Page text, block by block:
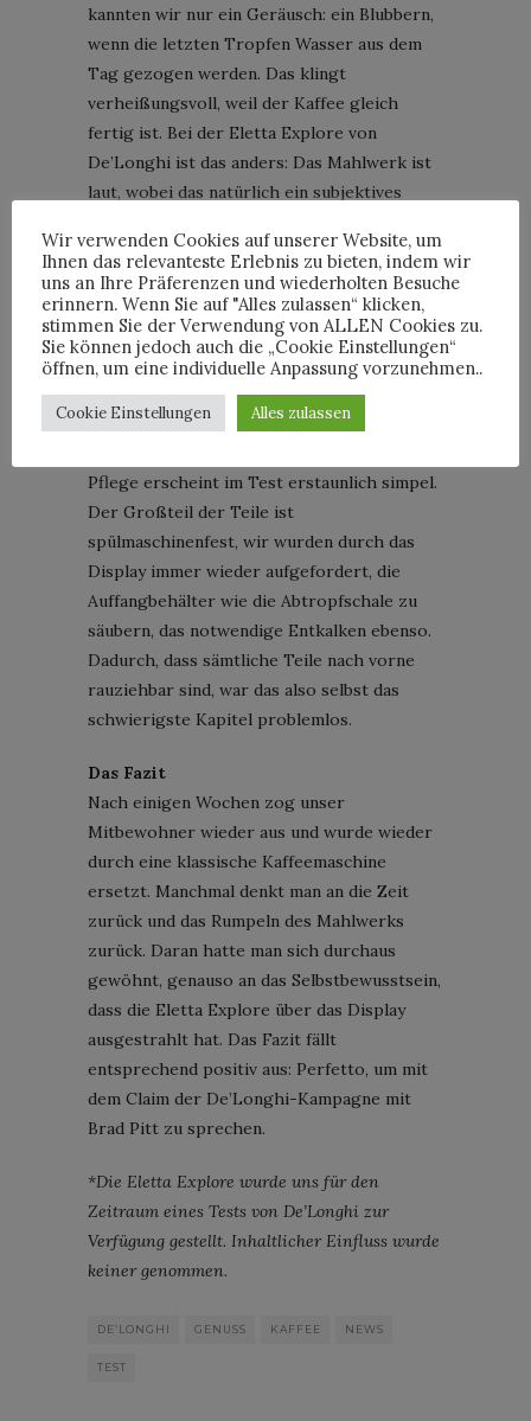
kannten wir nur ein Geräusch: ein Blubbern,
wenn die letzten Tropfen Wasser aus dem
Tag gezogen werden. Das klingt
verheißungsvoll, weil der Kaffee gleich
fertig ist. Bei der Eletta Explore von
De’Longhi ist das anders: Das Mahlwerk ist
laut, wobei das natürlich ein subjektives
wahrgenommen wurde.
Die Pflege
Vielleicht das schwierigste Kapitel, nicht nur
bei der Eletta Explore von De’Longhi,
sondern bei allen technischen Geräten: Die
Reinigung. Nun haben wir keinen Vergleich
Pflege erscheint im Test erstaunlich simpel.
Der Großteil der Teile ist
spülmaschinenfest, wir wurden durch das
Display immer wieder aufgefordert, die
Auffangbehälter wie die Abtropfschale zu
säubern, das notwendige Entkalken ebenso.
Dadurch, dass sämtliche Teile nach vorne
rauziehbar sind, war das also selbst das
schwierigste Kapitel problemlos.
Das Fazit
Nach einigen Wochen zog unser
Mitbewohner wieder aus und wurde wieder
durch eine klassische Kaffeemaschine
ersetzt. Manchmal denkt man an die Zeit
zurück und das Rumpeln des Mahlwerks
zurück. Daran hatte man sich durchaus
gewöhnt, genauso an das Selbstbewusstsein,
dass die Eletta Explore über das Display
ausgestrahlt hat. Das Fazit fällt
entsprechend positiv aus: Perfetto, um mit
dem Claim der De’Longhi-Kampagne mit
Brad Pitt zu sprechen.
*Die Eletta Explore wurde uns für den
Zeitraum eines Tests von De’Longhi zur
Verfügung gestellt. Inhaltlicher Einfluss wurde
keiner genommen.
DE’LONGHI GENUSS KAFFEE NEWS
TEST
Wir verwenden Cookies auf unserer Website, um
Ihnen das relevanteste Erlebnis zu bieten, indem wir
uns an Ihre Präferenzen und wiederholten Besuche
erinnern. Wenn Sie auf "Alles zulassen“ klicken,
stimmen Sie der Verwendung von ALLEN Cookies zu.
Sie können jedoch auch die „Cookie Einstellungen“
öffnen, um eine individuelle Anpassung vorzunehmen..
Cookie Einstellungen Alles zulassen